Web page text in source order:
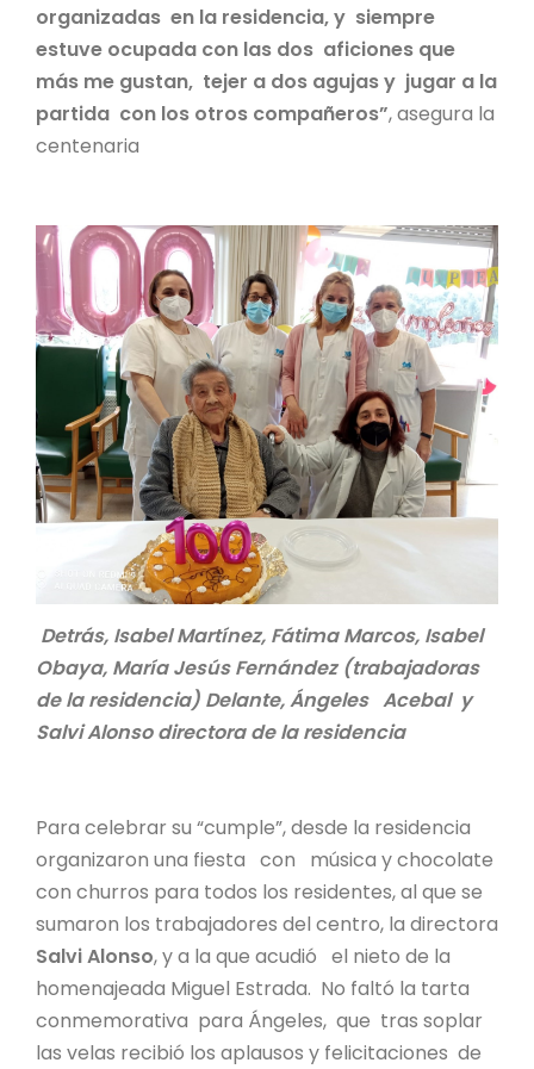
organizadas en la residencia, y siempre
estuve ocupada con las dos aficiones que
más me gustan, tejer a dos agujas y jugar a la
partida con los otros compañeros”, asegura la
centenaria
Detrás, Isabel Martínez, Fátima Marcos, Isabel
Obaya, María Jesús Fernández (trabajadoras
de la residencia) Delante, Ángeles Acebal y
Salvi Alonso directora de la residencia
Para celebrar su “cumple”, desde la residencia
organizaron una fiesta con música y chocolate
con churros para todos los residentes, al que se
sumaron los trabajadores del centro, la directora
Salvi Alonso, y a la que acudió el nieto de la
homenajeada Miguel Estrada. No faltó la tarta
conmemorativa para Ángeles, que tras soplar
las velas recibió los aplausos y felicitaciones de